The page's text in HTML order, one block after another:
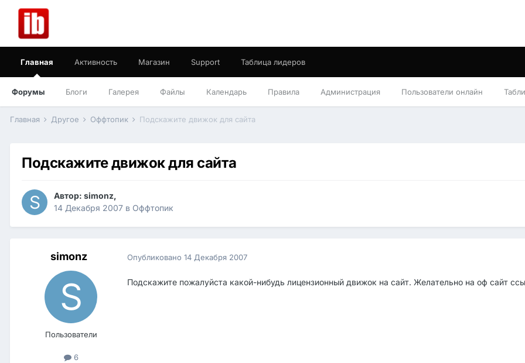
Главная
Форумы Блоги Галерея Файлы Календарь Правила Администрация Пользователи онлайн
Активность Магазин Support Таблица лидеров
Главная Другое Оффтопик Подскажите движок для сайта
Подскажите движок для сайта
Автор: simonz,
14 Декабря 2007 в Оффтопик
simonz
Пользователи
6
Опубликовано 14 Декабря 2007
Подскажите пожалуйста какой-нибудь лицензионный движок на сайт. Желательно на оф сайт